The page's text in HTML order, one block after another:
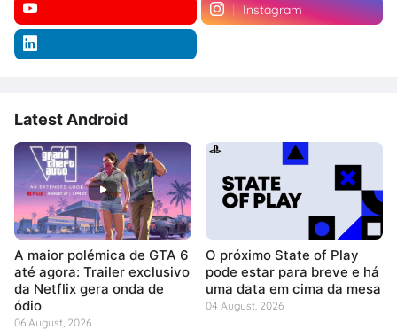
Instagram
Latest Android
A maior polémica de GTA 6
até agora: Trailer exclusivo
da Netflix gera onda de
ódio
06 August, 2026
O próximo State of Play
pode estar para breve e há
uma data em cima da mesa
04 August, 2026